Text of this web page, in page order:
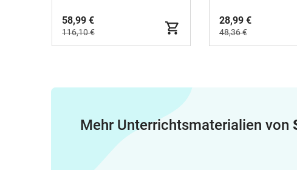
58,99 €
116,10 €
28,99 €
48,36 €
Mehr Unterrichtsmaterialien von